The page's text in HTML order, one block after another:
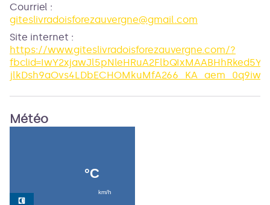
Courriel :
giteslivradoisforezauvergne@gmail.com
Site internet :
https://www.giteslivradoisforezauvergne.com/?
Météo